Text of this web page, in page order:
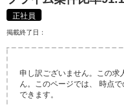
正社員
掲載終了日：
申し訳ございません。この求
ん。このページでは、 時点
できます。